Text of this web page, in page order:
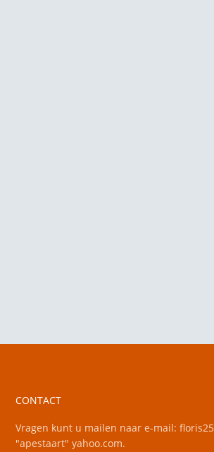
CONTACT
Vragen kunt u mailen naar e-mail:
"apestaart" yahoo.com.